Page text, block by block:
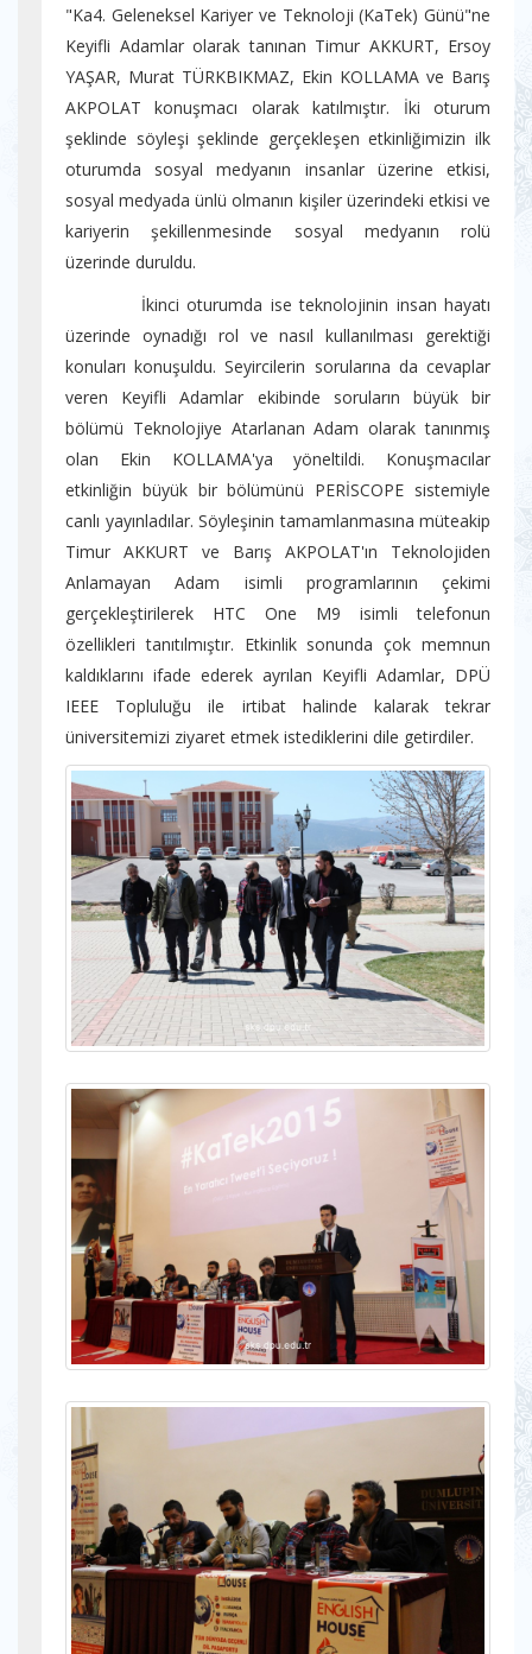
"Ka4. Geleneksel Kariyer ve Teknoloji (KaTek) Günü"ne
Keyifli Adamlar olarak tanınan Timur AKKURT, Ersoy
YAŞAR, Murat TÜRKBIKMAZ, Ekin KOLLAMA ve Barış
AKPOLAT konuşmacı olarak katılmıştır. İki oturum
şeklinde söyleşi şeklinde gerçekleşen etkinliğimizin ilk
oturumda sosyal medyanın insanlar üzerine etkisi,
sosyal medyada ünlü olmanın kişiler üzerindeki etkisi ve
kariyerin şekillenmesinde sosyal medyanın rolü
üzerinde duruldu.
İkinci oturumda ise teknolojinin insan hayatı
üzerinde oynadığı rol ve nasıl kullanılması gerektiği
konuları konuşuldu. Seyircilerin sorularına da cevaplar
veren Keyifli Adamlar ekibinde soruların büyük bir
bölümü Teknolojiye Atarlanan Adam olarak tanınmış
olan Ekin KOLLAMA'ya yöneltildi. Konuşmacılar
etkinliğin büyük bir bölümünü PERİSCOPE sistemiyle
canlı yayınladılar. Söyleşinin tamamlanmasına müteakip
Timur AKKURT ve Barış AKPOLAT'ın Teknolojiden
Anlamayan Adam isimli programlarının çekimi
gerçekleştirilerek HTC One M9 isimli telefonun
özellikleri tanıtılmıştır. Etkinlik sonunda çok memnun
kaldıklarını ifade ederek ayrılan Keyifli Adamlar, DPÜ
IEEE Topluluğu ile irtibat halinde kalarak tekrar
üniversitemizi ziyaret etmek istediklerini dile getirdiler.